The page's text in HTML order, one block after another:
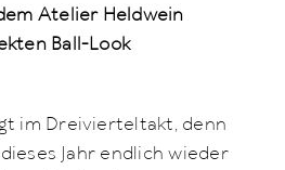
Atelier Heldwein
Ball-Look
im Dreivierteltakt, denn
Jahr endlich wieder